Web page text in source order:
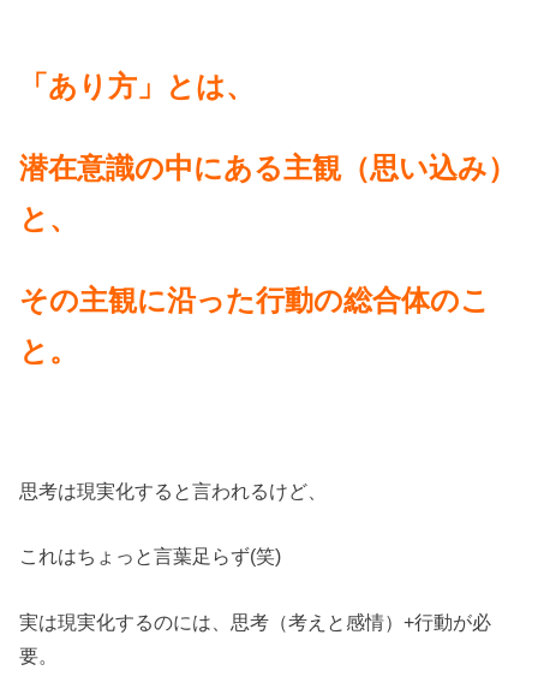
「あり方」とは、
潜在意識の中にある主観（思い込み）
と、
その主観に沿った行動の総合体のこ
と。
思考は現実化すると言われるけど、
これはちょっと言葉足らず(笑)
実は現実化するのには、思考（考えと感情）+行動が必
要。